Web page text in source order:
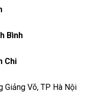
Bình
Chi
Giảng Võ, TP Hà Nội